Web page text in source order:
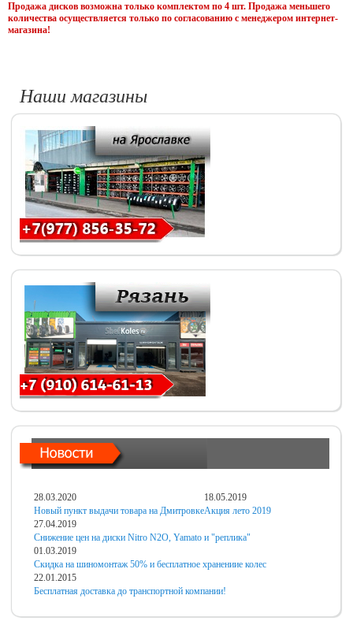
Продажа дисков возможна только комплектом по 4 шт. Продажа меньшего
количества осуществляется только по согласованию с менеджером интернет-
магазина!
Наши магазины
28.03.2020
Новый пункт выдачи товара на Дмитровке
18.05.2019
Акция лето 2019
27.04.2019
Снижение цен на диски Nitro N2O, Yamato и "реплика"
01.03.2019
Скидка на шиномонтаж 50% и бесплатное хранениие колес
22.01.2015
Бесплатная доставка до транспортной компании!